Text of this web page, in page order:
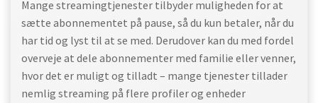
Mange streamingtjenester tilbyder muligheden for at
sætte abonnementet på pause, så du kun betaler, når du
har tid og lyst til at se med. Derudover kan du med fordel
overveje at dele abonnementer med familie eller venner,
hvor det er muligt og tilladt – mange tjenester tillader
nemlig streaming på flere profiler og enheder